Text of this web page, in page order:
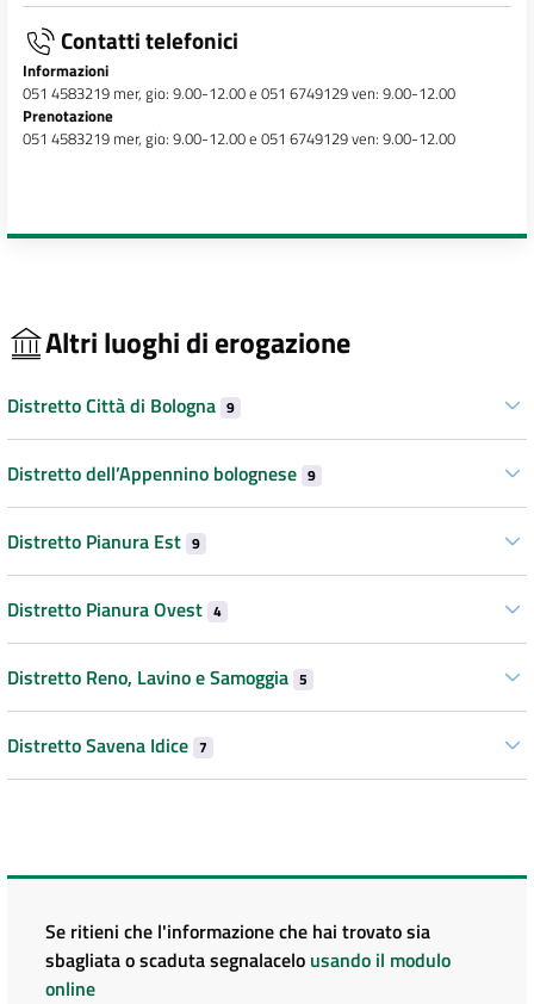
Contatti telefonici
Informazioni
051 4583219 mer, gio: 9.00-12.00 e 051 6749129 ven: 9.00-12.00
Prenotazione
051 4583219 mer, gio: 9.00-12.00 e 051 6749129 ven: 9.00-12.00
Altri luoghi di erogazione
Distretto Città di Bologna 9
Distretto dell’Appennino bolognese 9
Distretto Pianura Est 9
Distretto Pianura Ovest 4
Distretto Reno, Lavino e Samoggia 5
Distretto Savena Idice 7
Se ritieni che l'informazione che hai trovato sia
sbagliata o scaduta segnalacelo usando il modulo
online